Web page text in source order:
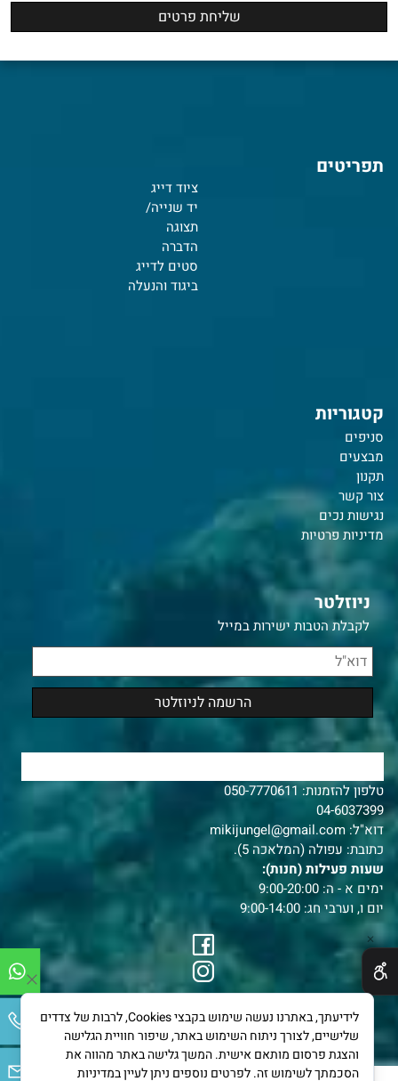
תפריטים
ציוד דייג
יד שנייה/
תצוגה
הדברה
סטים לדייג
ביגוד והנעלה
קטגוריות
סניפים
מבצעים
תקנון
צור קשר
נגישות נכים
מדיניות פרטיות
ניוזלטר
לקבלת הטבות ישירות במייל
טלפון להזמנות:050-7770611
04-6037399
דוא"ל: mikijungel@gmail.com
כתובת: עפולה (המלאכה 5).
שעות פעילות (חנות):
ימים א - ה: 9:00-20:00
יום ו, וערבי חג: 9:00-14:00
✕
לידיעתך, באתרנו נעשה שימוש בקבצי Cookies, לרבות של צדדים
שלישיים, לצורך ניתוח השימוש באתר, שיפור חוויית הגלישה
והצגת פרסום מותאם אישית. המשך גלישה באתר מהווה את
הסכמתך לשימוש זה. לפרטים נוספים ניתן לעיין במדיניות